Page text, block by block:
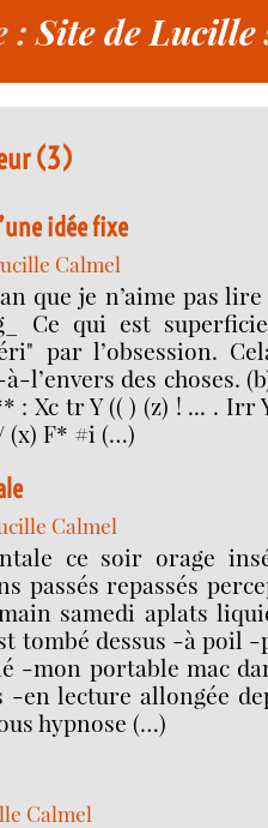
:Site de Lucille
(3)
idée fixe
Calmel
que je n’aime pas
Ce qui est
par l’obsession.
l’envers des choses.
: Xc tr Y (( ) (z) ! ... . Irr
(x) F* #i (…)
Calmel
ce soir orage
passés repassés
samedi aplats
tombé dessus -à poil
-mon portable mac
en lecture allongée
hypnose (…)
Calmel